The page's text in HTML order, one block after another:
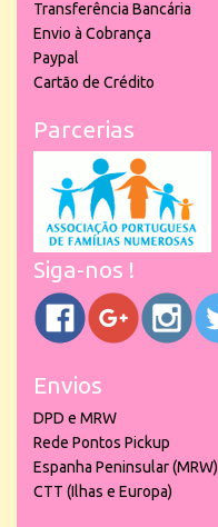
Transferência Bancária
Envio à Cobrança
Paypal
Cartão de Crédito
Parcerias
Siga-nos !
Envios
DPD e MRW
Rede Pontos Pickup
Espanha Peninsular (MRW)
CTT (Ilhas e Europa)